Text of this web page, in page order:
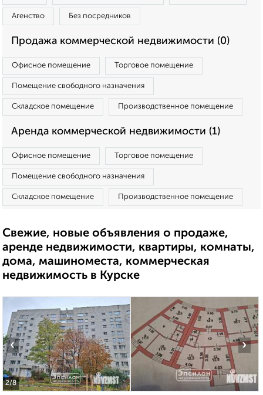
Агенство Без посредников
Продажа коммерческой недвижимости (0)
Офисное помещение Торговое помещение
Помещение свободного назначения
Складское помещение Производственное помещение
Аренда коммерческой недвижимости (1)
Офисное помещение Торговое помещение
Помещение свободного назначения
Складское помещение Производственное помещение
Свежие, новые объявления о продаже,
аренде недвижимости, квартиры, комнаты,
дома, машиноместа, коммерческая
недвижимость в Курске
2/8
‹ ›